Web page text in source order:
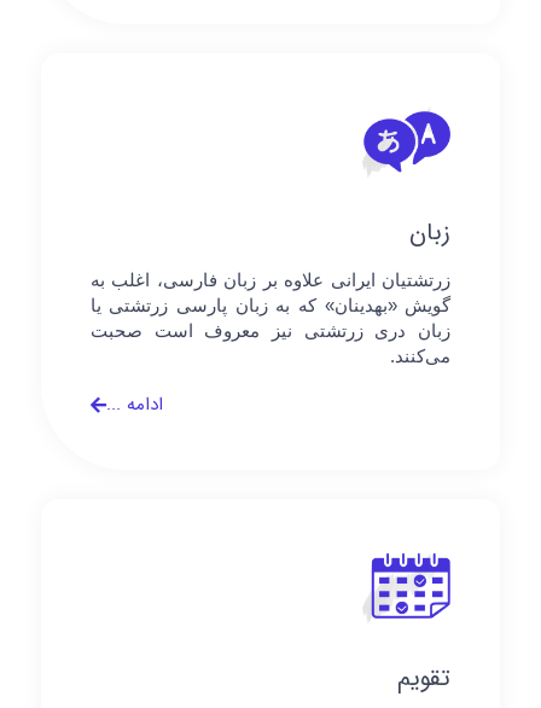
زبان
زرتشتیان ایرانی علاوه بر زبان فارسی، اغلب به
گویش «بهدینان» که به زبان پارسی زرتشتی یا
زبان دری زرتشتی نیز معروف است صحبت
می‌کنند.
ادامه ...
تقویم